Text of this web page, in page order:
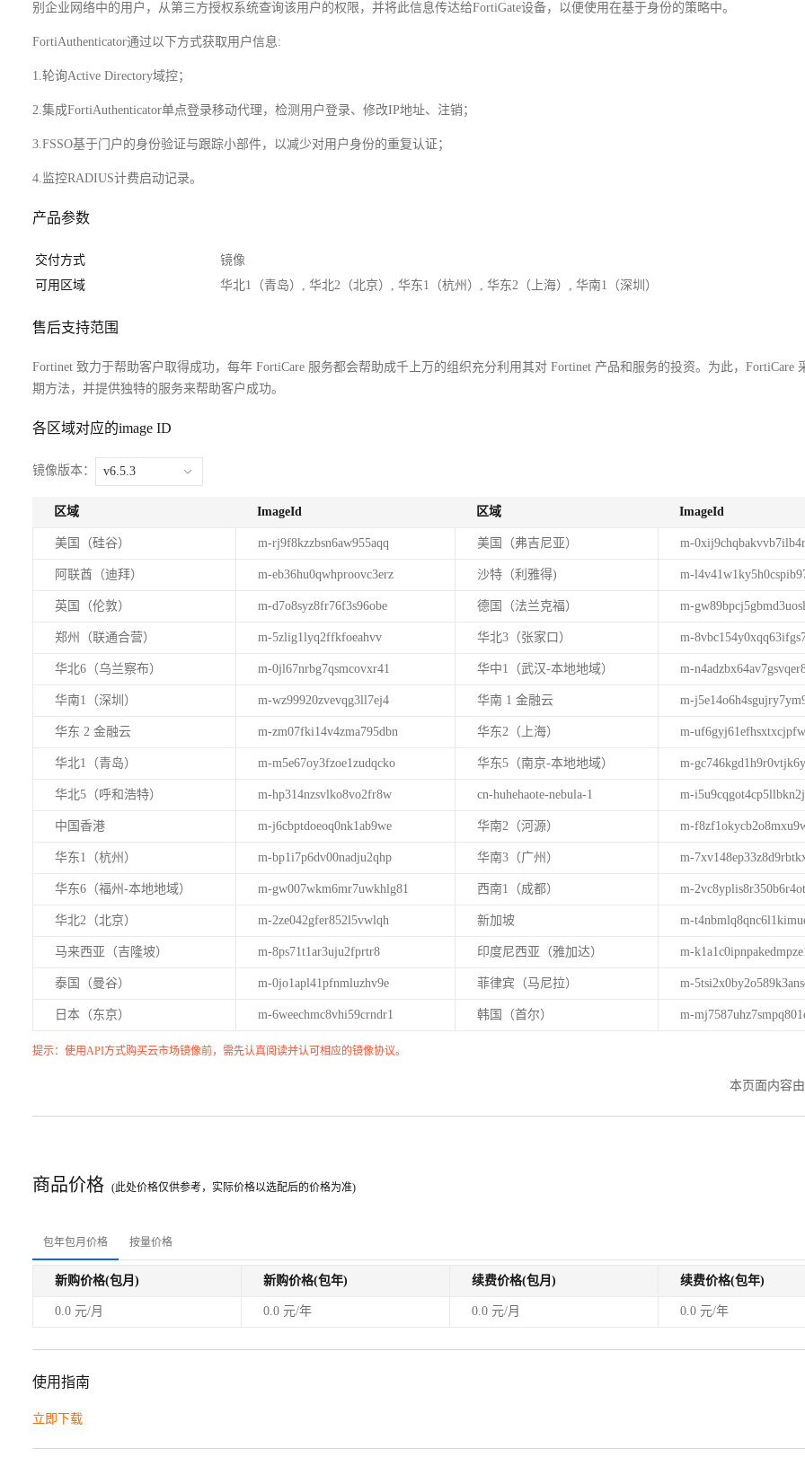
别企业网络中的用户，从第三方授权系统查询该用户的权限，并将此信息传达给FortiGate设备，以便使用在基于身份的策略中。
FortiAuthenticator通过以下方式获取用户信息:
1.轮询Active Directory域控；
2.集成FortiAuthenticator单点登录移动代理，检测用户登录、修改IP地址、注销；
3.FSSO基于门户的身份验证与跟踪小部件，以减少对用户身份的重复认证；
4.监控RADIUS计费启动记录。
产品参数
交付方式
镜像
可用区域
华北1（青岛）, 华北2（北京）, 华东1（杭州）, 华东2（上海）, 华南1（深圳）
售后支持范围
Fortinet 致力于帮助客户取得成功，每年 FortiCare 服务都会帮助成千上万的组织充分利用其对 Fortinet 产品和服务的投资。为此，FortiCare
期方法，并提供独特的服务来帮助客户成功。
各区域对应的image ID
镜像版本： v6.5.3
区域 ImageId 区域 ImageId
美国（硅谷） m-rj9f8kzzbsn6aw955aqq 美国（弗吉尼亚） m-
阿联酋（迪拜） m-eb36hu0qwhproovc3erz 沙特（利雅得) m-
英国（伦敦） m-d7o8syz8fr76f3s96obe 德国（法兰克福） m-
郑州（联通合营） m-5zlig1lyq2ffkfoeahvv 华北3（张家口） m-
华北6（乌兰察布） m-0jl67nrbg7qsmcovxr41 华中1（武汉-本地地域） m-
华南1（深圳） m-wz99920zvevqg3ll7ej4 华南 1 金融云 m-
华东 2 金融云 m-zm07fki14v4zma795dbn 华东2（上海） m-uf6gyj61efhsxtxcjpfw
华北1（青岛） m-m5e67oy3fzoe1zudqcko 华东5（南京-本地地域） m-
华北5（呼和浩特） m-hp314nzsvlko8vo2fr8w cn-huhehaote-nebula-1 m-i5u9cqgot4cp5llbkn2j
中国香港 m-j6cbptdoeoq0nk1ab9we 华南2（河源） m-
华东1（杭州） m-bp1i7p6dv00nadju2qhp 华南3（广州） m-
华东6（福州-本地地域） m-gw007wkm6mr7uwkhlg81 西南1（成都） m-2vc8yplis8r350b6r4ot
华北2（北京） m-2ze042gfer852l5vwlqh 新加坡 m-
马来西亚（吉隆坡） m-8ps71t1ar3uju2fprtr8 印度尼西亚（雅加达） m-
泰国（曼谷） m-0jo1apl41pfnmluzhv9e 菲律宾（马尼拉） m-
日本（东京） m-6weechmc8vhi59crndr1 韩国（首尔） m-
提示：使用API方式购买云市场镜像前，需先认真阅读并认可相应的镜像协议。
本页面内容
商品价格 (此处价格仅供参考，实际价格以选配后的价格为准)
包年包月价格 按量价格
新购价格(包月) 新购价格(包年) 续费价格(包月) 续费价格(包年)
0.0 元/月 0.0 元/年 0.0 元/月 0.0 元/年
使用指南
立即下载